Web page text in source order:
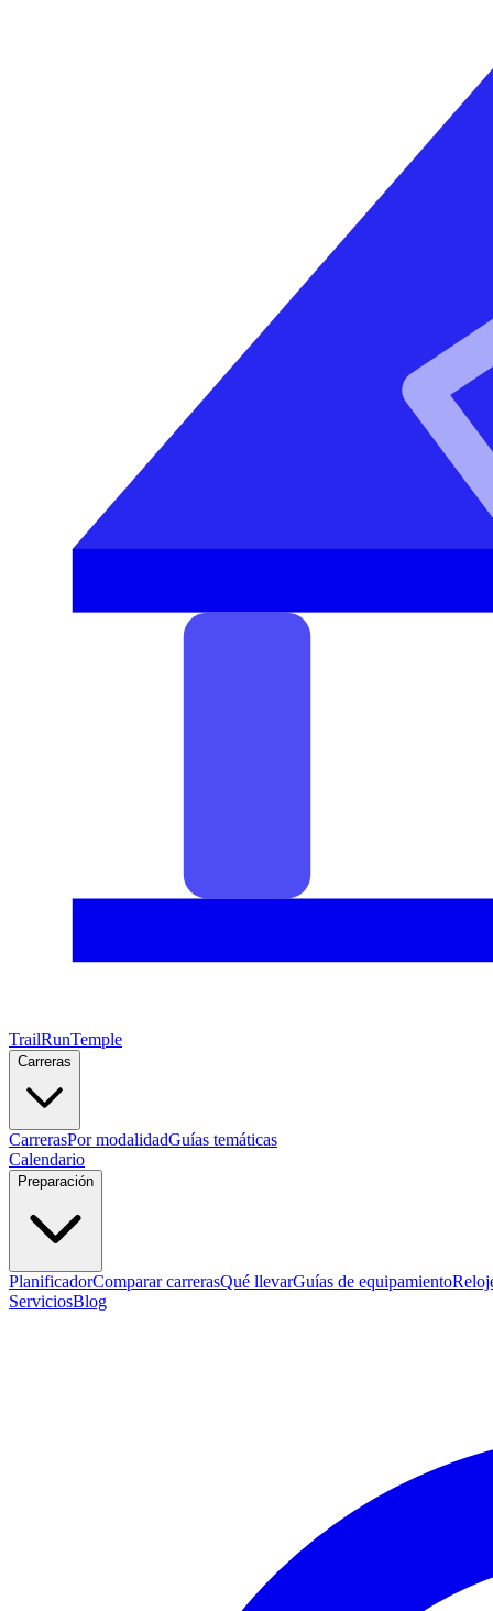
TrailRunTemple
Carreras
CarrerasPor modalidadGuías temáticas
Calendario
Preparación
PlanificadorComparar carrerasQué llevarGuías de equipamiento
ServiciosBlog